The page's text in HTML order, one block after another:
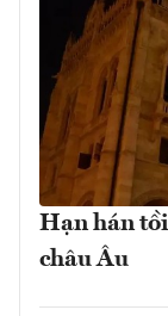
Hạn hán
châu Âu